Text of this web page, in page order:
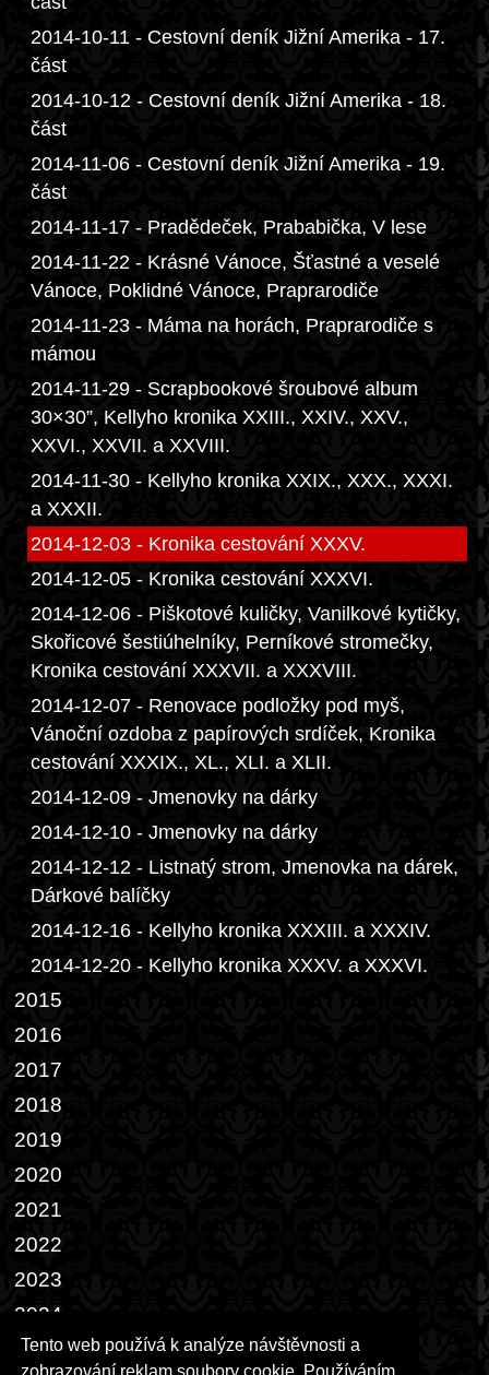
Tento web používá k analýze návštěvnosti a
zobrazování reklam soubory cookie. Používáním
2014-10-11 - Cestovní deník Jižní Amerika - 17.
část
2014-10-12 - Cestovní deník Jižní Amerika - 18.
část
2014-11-06 - Cestovní deník Jižní Amerika - 19.
část
2014-11-17 - Pradědeček, Prababička, V lese
2014-11-22 - Krásné Vánoce, Šťastné a veselé
Vánoce, Poklidné Vánoce, Praprarodiče
2014-11-23 - Máma na horách, Praprarodiče s
mámou
2014-11-29 - Scrapbookové šroubové album
30×30”, Kellyho kronika XXIII., XXIV., XXV.,
XXVI., XXVII. a XXVIII.
2014-11-30 - Kellyho kronika XXIX., XXX., XXXI.
a XXXII.
2014-12-03 - Kronika cestování XXXV.
2014-12-05 - Kronika cestování XXXVI.
2014-12-06 - Piškotové kuličky, Vanilkové kytičky,
Skořicové šestiúhelníky, Perníkové stromečky,
Kronika cestování XXXVII. a XXXVIII.
2014-12-07 - Renovace podložky pod myš,
Vánoční ozdoba z papírových srdíček, Kronika
cestování XXXIX., XL., XLI. a XLII.
2014-12-09 - Jmenovky na dárky
2014-12-10 - Jmenovky na dárky
2014-12-12 - Listnatý strom, Jmenovka na dárek,
Dárkové balíčky
2014-12-16 - Kellyho kronika XXXIII. a XXXIV.
2014-12-20 - Kellyho kronika XXXV. a XXXVI.
2015
2016
2017
2018
2019
2020
2021
2022
2023
2024
2025